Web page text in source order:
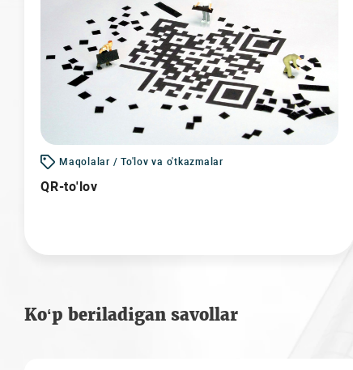
Maqolalar / To'lov va o'tkazmalar
QR-to'lov
Ko‘p beriladigan savollar